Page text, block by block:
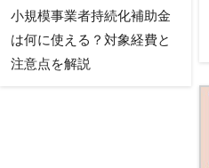
小規模事業者持続化補助金
は何に使える？対象経費と
注意点を解説